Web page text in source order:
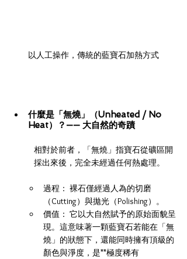
以人工操作，傳統的藍寶石加熱方式
什麼是「無燒」（Unheated / No
Heat）？—— 大自然的奇蹟
相對於前者，「無燒」指寶石從礦區開
採出來後，完全未經過任何熱處理。
過程： 裸石僅經過人為的切磨
（Cutting）與拋光（Polishing）。
價值： 它以大自然賦予的原始面貌呈
現。這意味著一顆藍寶石若能在「無
燒」的狀態下，還能同時擁有頂級的
顏色與淨度，是**極度稀有